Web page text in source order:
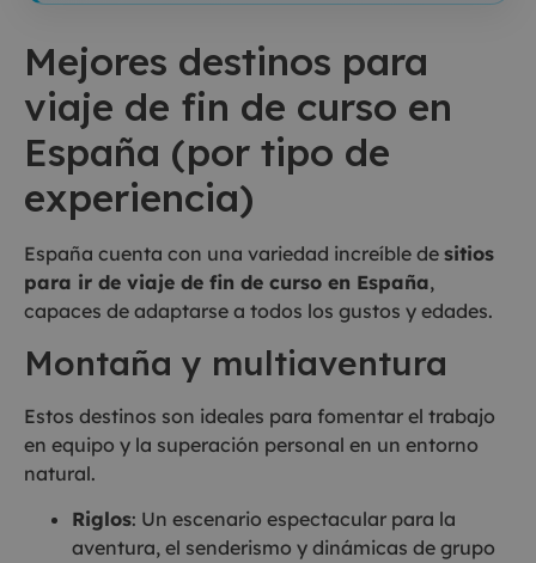
Mejores destinos para
viaje de fin de curso en
España (por tipo de
experiencia)
España cuenta con una variedad increíble de sitios
para ir de viaje de fin de curso en España,
capaces de adaptarse a todos los gustos y edades.
Montaña y multiaventura
Estos destinos son ideales para fomentar el trabajo
en equipo y la superación personal en un entorno
natural.
Riglos: Un escenario espectacular para la
aventura, el senderismo y dinámicas de grupo